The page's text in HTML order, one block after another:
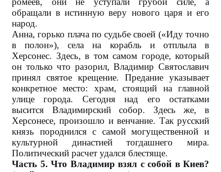
обращали в истинную веру нового царя и его
народ.
Анна, горько плача по судьбе своей («Иду точно
в полон»), села на корабль и отплыла в
Херсонес. Здесь, в том самом городе, который
он только что разорил, Владимир Святославич
принял святое крещение. Предание указывает
конкретное место: храм, стоящий на главной
улице города. Сегодня над его остатками
высится Владимирский собор. Здесь же, в
Херсонесе, произошло и венчание. Так русский
князь породнился с самой могущественной и
культурной династией тогдашнего мира.
Политический расчет удался блестяще.
Часть 5. Что Владимир взял с собой в Киев?